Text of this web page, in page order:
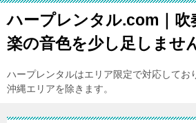
ハープレンタル.com｜吹
楽の音色を少し足しませ
ハープレンタルはエリア限定で対応してお
沖縄エリアを除きます。